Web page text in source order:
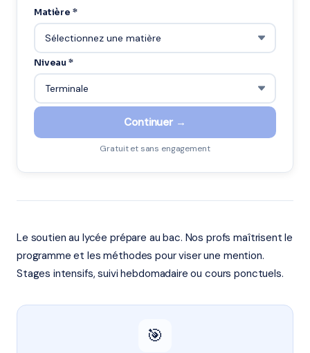
Matière *
Niveau *
Continuer →
Gratuit et sans engagement
Le soutien au lycée prépare au bac. Nos profs maîtrisent le
programme et les méthodes pour viser une mention.
Stages intensifs, suivi hebdomadaire ou cours ponctuels.
🎯